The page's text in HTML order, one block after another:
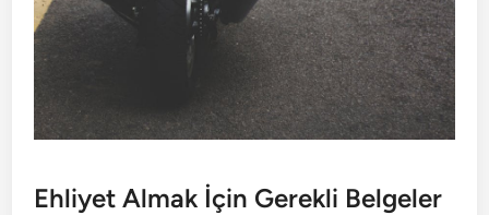
Ehliyet Almak İçin Gerekli Belgeler